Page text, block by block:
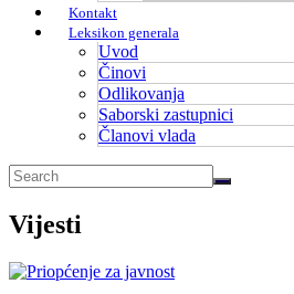
Kontakt
Leksikon generala
Uvod
Činovi
Odlikovanja
Saborski zastupnici
Članovi vlada
Vijesti